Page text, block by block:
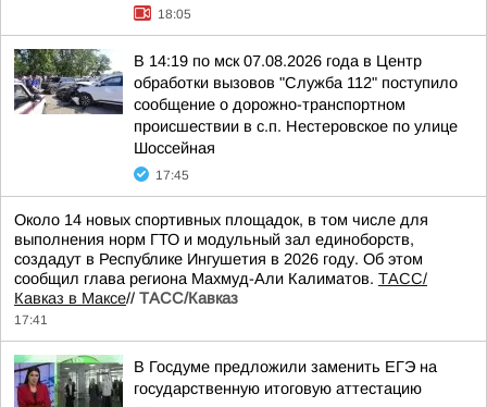
18:05
В 14:19 по мск 07.08.2026 года в Центр
обработки вызовов "Служба 112" поступило
сообщение о дорожно-транспортном
происшествии в с.п. Нестеровское по улице
Шоссейная
17:45
Около 14 новых спортивных площадок, в том числе для
выполнения норм ГТО и модульный зал единоборств,
создадут в Республике Ингушетия в 2026 году. Об этом
сообщил глава региона Махмуд-Али Калиматов. ТАСС/
Кавказ в Максе// ТАСС/Кавказ
17:41
В Госдуме предложили заменить ЕГЭ на
государственную итоговую аттестацию